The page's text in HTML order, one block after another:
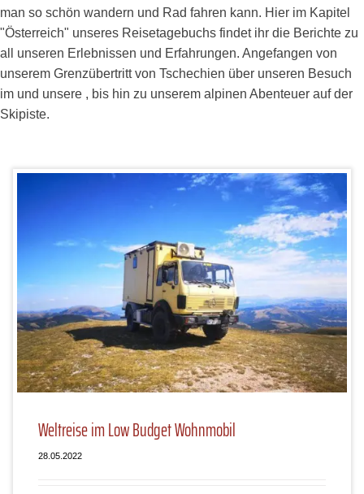
man so schön wandern und Rad fahren kann. Hier im Kapitel
"Österreich" unseres Reisetagebuchs findet ihr die Berichte zu
all unseren Erlebnissen und Erfahrungen. Angefangen von
unserem Grenzübertritt von Tschechien über unseren Besuch
im und unsere , bis hin zu unserem alpinen Abenteuer auf der
Skipiste.
Weltreise im Low Budget Wohnmobil
28.05.2022